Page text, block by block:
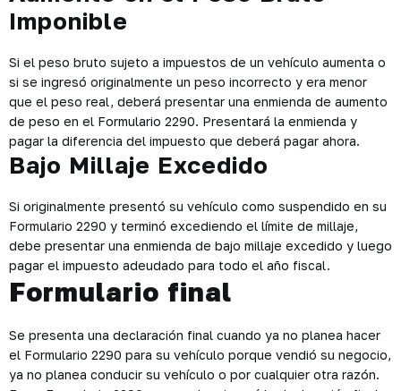
Imponible
Si el peso bruto sujeto a impuestos de un vehículo aumenta o
si se ingresó originalmente un peso incorrecto y era menor
que el peso real, deberá presentar una enmienda de aumento
de peso en el Formulario 2290. Presentará la enmienda y
pagar la diferencia del impuesto que deberá pagar ahora.
Bajo Millaje Excedido
Si originalmente presentó su vehículo como suspendido en su
Formulario 2290 y terminó excediendo el límite de millaje,
debe presentar una enmienda de bajo millaje excedido y luego
pagar el impuesto adeudado para todo el año fiscal.
Formulario final
Se presenta una declaración final cuando ya no planea hacer
el Formulario 2290 para su vehículo porque vendió su negocio,
ya no planea conducir su vehículo o por cualquier otra razón.